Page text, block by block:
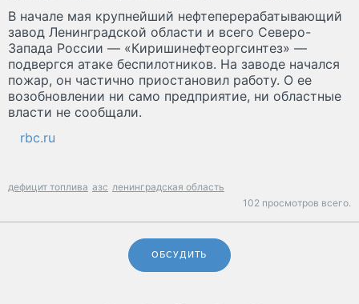
В начале мая крупнейший нефтеперерабатывающий
завод Ленинградской области и всего Северо-
Запада России — «Киришинефтеоргсинтез» —
подвергся атаке беспилотников. На заводе начался
пожар, он частично приостановил работу. О ее
возобновлении ни само предприятие, ни областные
власти не сообщали.
rbc.ru
дефицит топлива азс ленинградская область
102 просмотров всего.
ОБСУДИТЬ